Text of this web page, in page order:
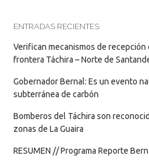
ENTRADAS RECIENTES
Verifican mecanismos de recepción
frontera Táchira – Norte de
Gobernador Bernal: Es un evento
subterránea de carbón
Bomberos del Táchira son
zonas de La Guaira
RESUMEN // Programa Reporte